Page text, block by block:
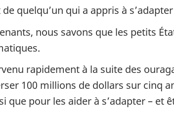
quelqu’un qui a appris à
nous savons que les petits
rapidement à la suite des
100 millions de dollars sur cinq
que pour les aider à s’adapter –